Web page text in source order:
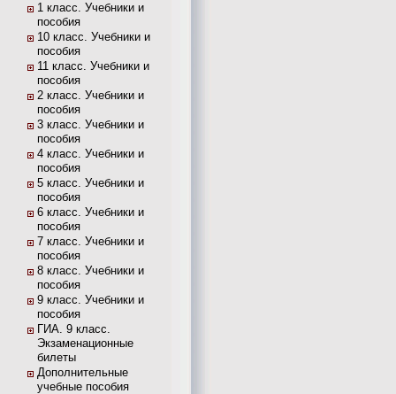
1 класс. Учебники и
пособия
10 класс. Учебники и
пособия
11 класс. Учебники и
пособия
2 класс. Учебники и
пособия
3 класс. Учебники и
пособия
4 класс. Учебники и
пособия
5 класс. Учебники и
пособия
6 класс. Учебники и
пособия
7 класс. Учебники и
пособия
8 класс. Учебники и
пособия
9 класс. Учебники и
пособия
ГИА. 9 класс.
Экзаменационные
билеты
Дополнительные
учебные пособия